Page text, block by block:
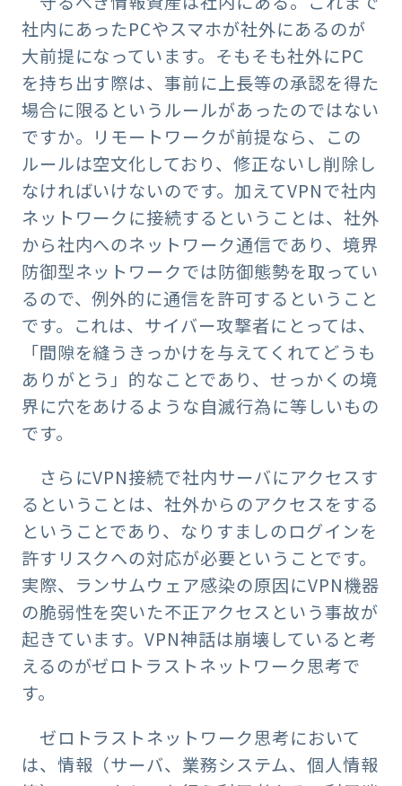
社内にあったPCやスマホが社外にあるのが
大前提になっています。そもそも社外にPC
を持ち出す際は、事前に上長等の承認を得た
場合に限るというルールがあったのではない
ですか。リモートワークが前提なら、この
ルールは空文化しており、修正ないし削除し
なければいけないのです。加えてVPNで社内
ネットワークに接続するということは、社外
から社内へのネットワーク通信であり、境界
防御型ネットワークでは防御態勢を取ってい
るので、例外的に通信を許可するということ
です。これは、サイバー攻撃者にとっては、
「間隙を縫うきっかけを与えてくれてどうも
ありがとう」的なことであり、せっかくの境
界に穴をあけるような自滅行為に等しいもの
です。
さらにVPN接続で社内サーバにアクセスす
るということは、社外からのアクセスをする
ということであり、なりすましのログインを
許すリスクへの対応が必要ということです。
実際、ランサムウェア感染の原因にVPN機器
の脆弱性を突いた不正アクセスという事故が
起きています。VPN神話は崩壊していると考
えるのがゼロトラストネットワーク思考で
す。
ゼロトラストネットワーク思考において
は、情報（サーバ、業務システム、個人情報